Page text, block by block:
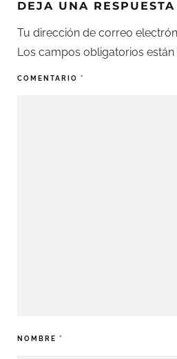
DEJA UNA RESPUESTA
Tu dirección de correo
Los campos obligatorios
COMENTARIO *
NOMBRE *